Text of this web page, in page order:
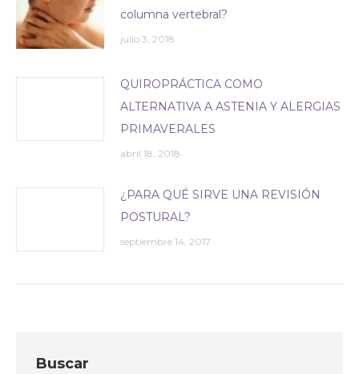
columna vertebral?
julio 3, 2018
QUIROPRÁCTICA COMO
ALTERNATIVA A ASTENIA Y ALERGIAS
PRIMAVERALES
abril 18, 2018
¿PARA QUÉ SIRVE UNA REVISIÓN
POSTURAL?
septiembre 14, 2017
Buscar